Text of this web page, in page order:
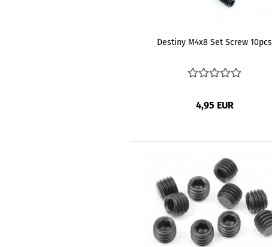
Destiny M4x8 Set Screw 10pcs
4,95 EUR